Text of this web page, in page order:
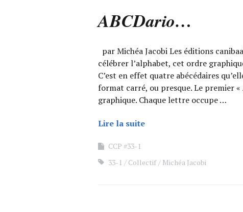
ABCDario…
par Michéa Jacobi Les éditions
célébrer l’alphabet, cet ordre
C’est en effet quatre abécédaires
format carré, ou presque. Le premier
graphique. Chaque lettre occupe …
Lire la suite
CCP #33-1
33-1
Collectif Michéa Jacobi